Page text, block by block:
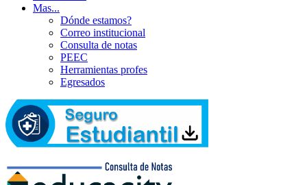
Mas...
Dónde estamos?
Correo institucional
Consulta de notas
PEEC
Herramientas profes
Egresados